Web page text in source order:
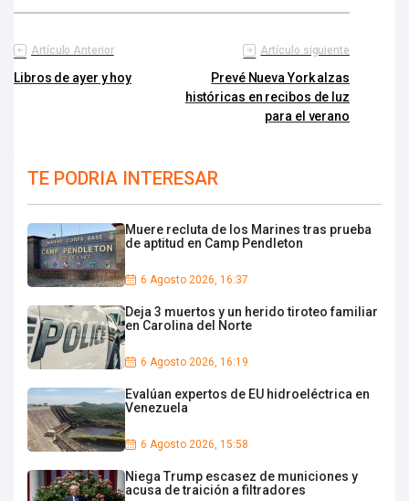
Artículo Anterior
Libros de ayer y hoy
Artículo siguiente
Prevé Nueva York alzas
históricas en recibos de luz
para el verano
TE PODRIA INTERESAR
Muere recluta de los Marines tras prueba
de aptitud en Camp Pendleton
6 Agosto 2026, 16:37
Deja 3 muertos y un herido tiroteo familiar
en Carolina del Norte
6 Agosto 2026, 16:19
Evalúan expertos de EU hidroeléctrica en
Venezuela
6 Agosto 2026, 15:58
Niega Trump escasez de municiones y
acusa de traición a filtradores